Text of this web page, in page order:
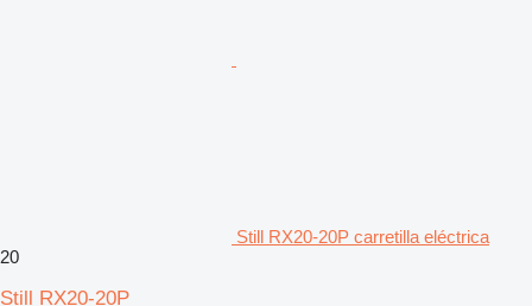
Still RX20-20P carretilla eléctrica
20
Still RX20-20P